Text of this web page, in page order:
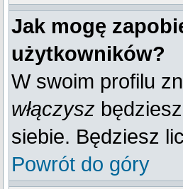
Jak mogę
użytkowników?
W swoim profilu
włączysz
siebie. Będziesz
Powrót do góry